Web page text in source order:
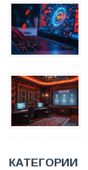
КАТЕГОРИИ